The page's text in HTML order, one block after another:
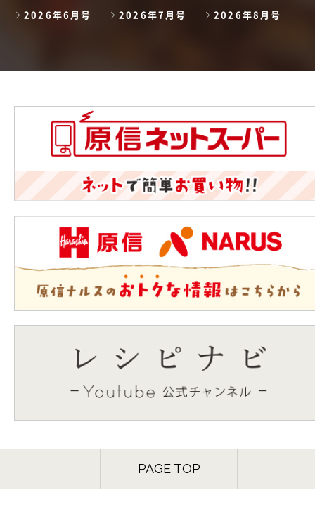
2026年6月号 2026年7月号 2026年8月号
PAGE TOP